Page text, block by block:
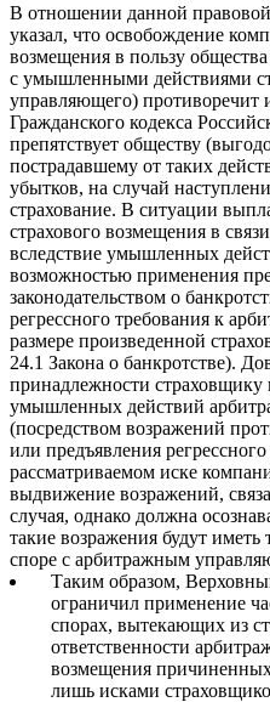
В отношении данной
указал, что освобождение
возмещения в пользу
с умышленными действиями
управляющего) противоречит
Гражданского кодекса
препятствует обществу
пострадавшему от таких
убытков, на случай
страхование. В ситуации
страхового возмещения в
вследствие умышленных
возможностью применения
законодательством о
регрессного требования к
размере произведенной
24.1 Закона о банкротстве).
принадлежности
умышленных действий
(посредством возражений
или предъявления
рассматриваемом иске
выдвижение возражений,
случая, однако должна
такие возражения будут
споре с арбитражным
Таким образом,
ограничил применение
спорах, вытекающих из
ответственности
возмещения
лишь исками